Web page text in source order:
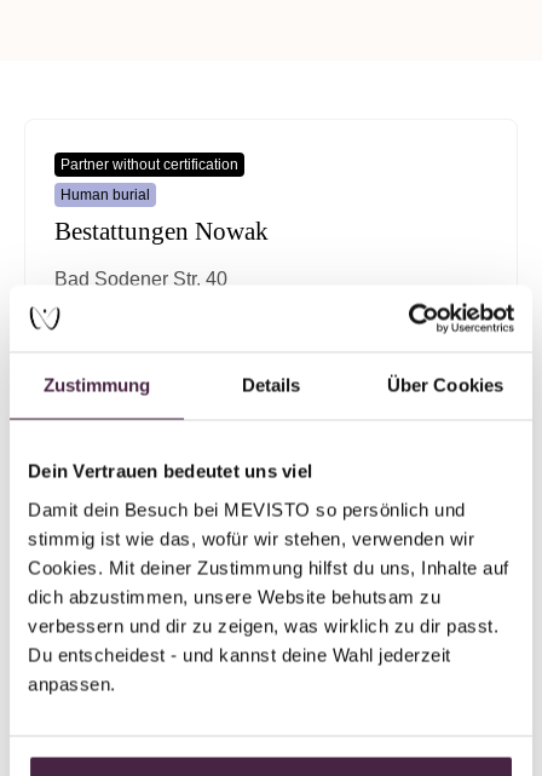
Zustimmung Details Über Cookies
Dein Vertrauen bedeutet uns viel
Damit dein Besuch bei MEVISTO so persönlich und
stimmig ist wie das, wofür wir stehen, verwenden wir
Cookies. Mit deiner Zustimmung hilfst du uns, Inhalte auf
dich abzustimmen, unsere Website behutsam zu
verbessern und dir zu zeigen, was wirklich zu dir passt.
Du entscheidest - und kannst deine Wahl jederzeit
anpassen.
Partner without certification
Human burial
Bestattungen Nowak
Bad Sodener Str. 40
63628 Bad Soden-Salmünster
Send mail
Jeweller
cuoro Schmuck Inh. Sofie Valeria Milano
Send mail